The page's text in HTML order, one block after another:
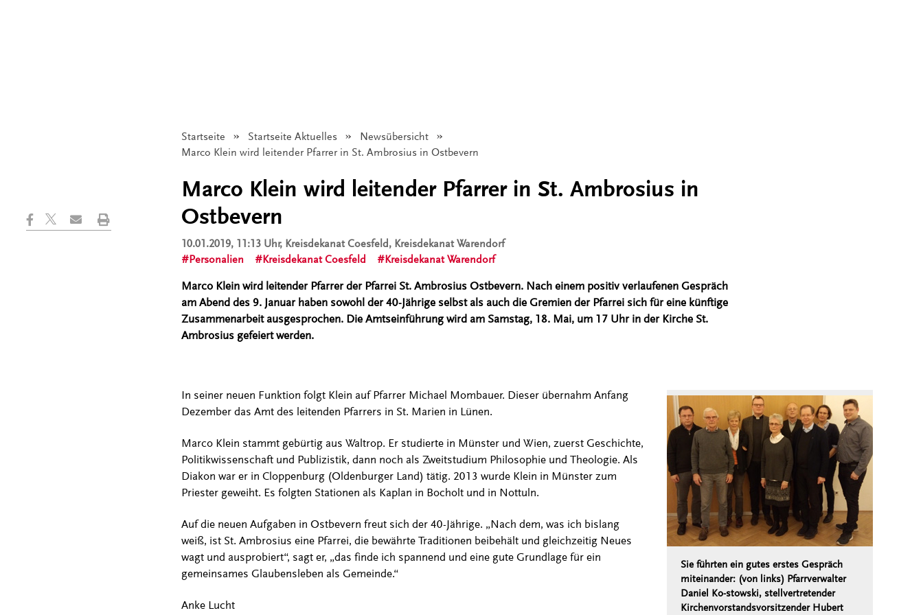
Startseite Startseite Aktuelles
Newsübersicht
Angezeigt:
Marco Klein wird leitender Pfarrer in St. Ambrosius in Ostbevern
Marco Klein wird leitender Pfarrer in St. Ambrosius in
Ostbevern
10.01.2019, 11:13 Uhr, Kreisdekanat Coesfeld, Kreisdekanat Warendorf
Personalien
Kreisdekanat Coesfeld Kreisdekanat Warendorf
Marco Klein wird leitender Pfarrer der Pfarrei St. Ambrosius Ostbevern. Nach einem positiv verlaufenen Gespräch
am Abend des 9. Januar haben sowohl der 40-Jährige selbst als auch die Gremien der Pfarrei sich für eine künftige
Zusammenarbeit ausgesprochen. Die Amtseinführung wird am Samstag, 18. Mai, um 17 Uhr in der Kirche St.
Ambrosius gefeiert werden.
Sie führten ein gutes erstes Gespräch
miteinander: (von links) Pfarrverwalter
Daniel Ko-stowski, stellvertretender
Kirchenvorstandsvorsitzender Hubert
In seiner neuen Funktion folgt Klein auf Pfarrer Michael Mombauer. Dieser übernahm Anfang
Dezember das Amt des leitenden Pfarrers in St. Marien in Lünen.
Marco Klein stammt gebürtig aus Waltrop. Er studierte in Münster und Wien, zuerst Geschichte,
Politikwissenschaft und Publizistik, dann noch als Zweitstudium Philosophie und Theologie. Als
Diakon war er in Cloppenburg (Oldenburger Land) tätig. 2013 wurde Klein in Münster zum
Priester geweiht. Es folgten Stationen als Kaplan in Bocholt und in Nottuln.
Auf die neuen Aufgaben in Ostbevern freut sich der 40-Jährige. „Nach dem, was ich bislang
weiß, ist St. Ambrosius eine Pfarrei, die bewährte Traditionen beibehält und gleichzeitig Neues
wagt und ausprobiert“, sagt er, „das finde ich spannend und eine gute Grundlage für ein
gemeinsames Glaubensleben als Gemeinde.“
Anke Lucht